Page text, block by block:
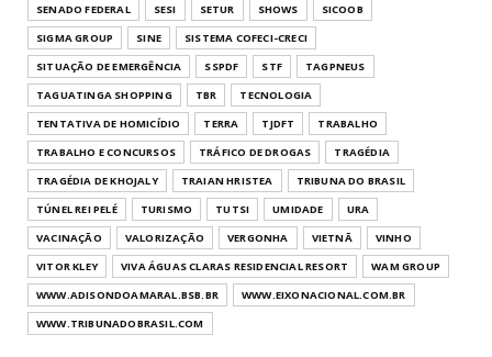
SENADO FEDERAL
SESI SETUR SHOWS
SICOOB
SIGMA GROUP
SINE
SISTEMA COFECI-CRECI
SITUAÇÃO DE EMERGÊNCIA
SSPDF STF
TAGPNEUS
TAGUATINGA SHOPPING
TBR
TECNOLOGIA
TENTATIVA DE HOMICÍDIO
TERRA TJDFT
TRABALHO
TRABALHO E CONCURSOS
TRÁFICO DE DROGAS
TRAGÉDIA
TRAGÉDIA DE KHOJALY
TRAIAN HRISTEA
TRIBUNA DO BRASIL
TÚNEL REI PELÉ
TURISMO TUTSI UMIDADE
URA
VACINAÇÃO
VALORIZAÇÃO VERGONHA VIETNÃ
VINHO
VITOR KLEY
VIVA ÁGUAS CLARAS RESIDENCIAL RESORT
WAM GROUP
WWW.ADISONDOAMARAL.BSB.BR
WWW.EIXONACIONAL.COM.BR
WWW.TRIBUNADOBRASIL.COM